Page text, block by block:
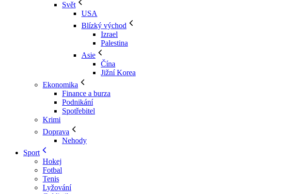
Svět
USA
Blízký východ
Izrael
Palestina
Asie
Čína
Jižní Korea
Ekonomika
Finance a burza
Podnikání
Spotřebitel
Krimi
Doprava
Nehody
Sport
Hokej
Fotbal
Tenis
Lyžování